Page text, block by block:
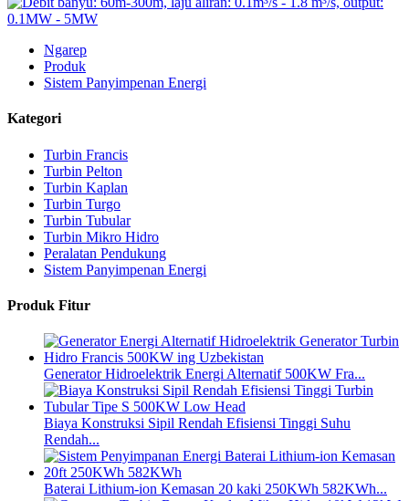
Ngarep
Produk
Sistem Panyimpenan Energi
Kategori
Turbin Francis
Turbin Pelton
Turbin Kaplan
Turbin Turgo
Turbin Tubular
Turbin Mikro Hidro
Peralatan Pendukung
Sistem Panyimpenan Energi
Produk Fitur
Generator Hidroelektrik Energi Alternatif 500KW Fra...
Biaya Konstruksi Sipil Rendah Efisiensi Tinggi Suhu
Rendah...
Baterai Lithium-ion Kemasan 20 kaki 250KWh 582KWh...